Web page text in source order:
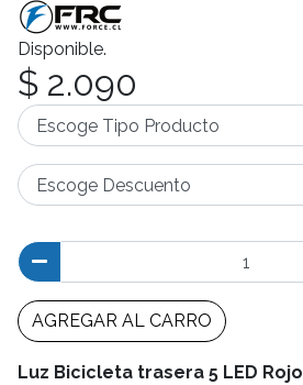
Disponible.
$ 2.090
AGREGAR AL CARRO
Luz Bicicleta trasera 5 LED Rojo